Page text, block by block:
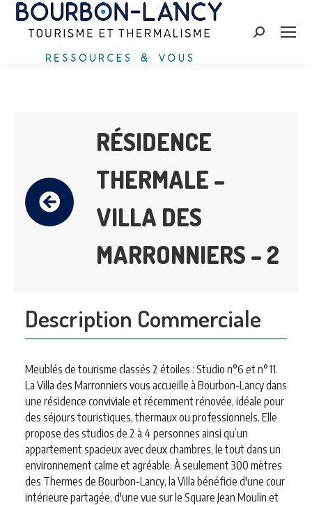
Search:
RÉSIDENCE
THERMALE –
VILLA DES
MARRONNIERS – 2
Description Commerciale
Meublés de tourisme classés 2 étoiles : Studio n°6 et n°11.
La Villa des Marronniers vous accueille à Bourbon-Lancy dans
une résidence conviviale et récemment rénovée, idéale pour
des séjours touristiques, thermaux ou professionnels. Elle
propose des studios de 2 à 4 personnes ainsi qu’un
appartement spacieux avec deux chambres, le tout dans un
environnement calme et agréable. À seulement 300 mètres
des Thermes de Bourbon-Lancy, la Villa bénéficie d'une cour
intérieure partagée, d'une vue sur le Square Jean Moulin et